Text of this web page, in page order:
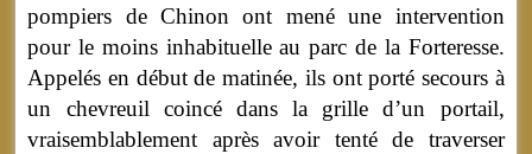
pompiers de Chinon ont mené une intervention
pour le moins inhabituelle au parc de la Forteresse.
Appelés en début de matinée, ils ont porté secours à
un chevreuil coincé dans la grille d’un portail,
vraisemblablement après avoir tenté de traverser